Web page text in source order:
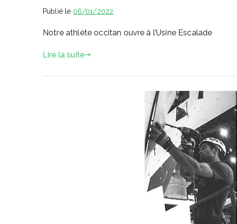
Publié le 06/01/2022
Notre athlète occitan ouvre à l’Usine Escalade
Lire la suite